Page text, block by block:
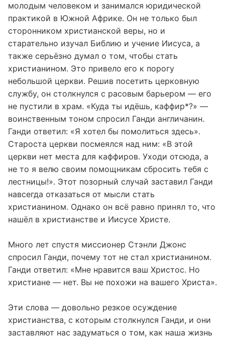
молодым человеком и занимался юридической
практикой в Южной Африке. Он не только был
сторонником христианской веры, но и
старательно изучал Библию и учение Иисуса, а
также серьёзно думал о том, чтобы стать
христианином. Это привело его к порогу
небольшой церкви. Решив посетить церковную
службу, он столкнулся с расовым барьером — его
не пустили в храм. «Куда ты идёшь, каффир*?» —
воинственным тоном спросил Ганди англичанин.
Ганди ответил: «Я хотел бы помолиться здесь».
Староста церкви посмеялся над ним: «В этой
церкви нет места для каффиров. Уходи отсюда, а
не то я велю своим помощникам сбросить тебя с
лестницы!». Этот позорный случай заставил Ганди
навсегда отказаться от мысли стать
христианином. Однако он всё равно принял то, что
нашёл в христианстве и Иисусе Христе.
Много лет спустя миссионер Стэнли Джонс
спросил Ганди, почему тот не стал христианином.
Ганди ответил: «Мне нравится ваш Христос. Но
христиане — нет. Вы не похожи на вашего Христа».
Эти слова — довольно резкое осуждение
христианства, с которым столкнулся Ганди, и они
заставляют нас задуматься о том, как наша жизнь